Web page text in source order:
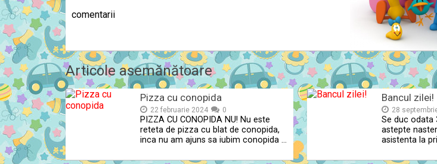
comentarii
Articole asemănătoare
Pizza cu conopida
22 februarie 2024 0
PIZZA CU CONOPIDA NU! Nu este
reteta de pizza cu blat de conopida,
inca nu am ajuns sa iubim conopida …
Bancul zilei!
28
Se duc odata
astepte
asistenta la